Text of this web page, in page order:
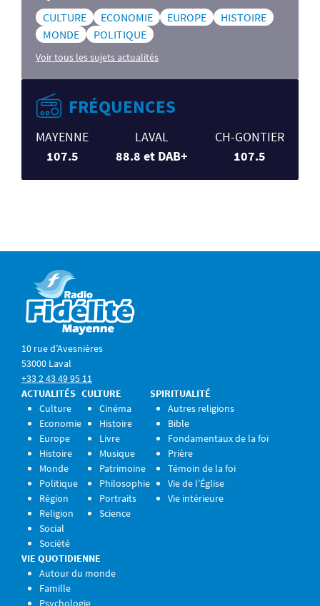
CULTURE ECONOMIE EUROPE
HISTOIRE
MONDE
POLITIQUE
Voir tous les sujets actualités
FRÉQUENCES
MAYENNE
107.5
LAVAL
88.8 et DAB+
CH-GONTIER
107.5
10 rue d’Avesnières
53000 Laval
+33 2 43 49 95 11
ACTUALITÉS
Culture
Economie
Europe
Histoire
Monde
Politique
Région
Religion
Social
Société
CULTURE
Cinéma
Histoire
Livre
Musique
Patrimoine
Philosophie
Portraits
Science
SPIRITUALITÉ
Autres religions
Bible
Fondamentaux de la foi
Prière
Témoin de la foi
Vie de l’Église
Vie intérieure
VIE QUOTIDIENNE
Autour du monde
Famille
Psychologie